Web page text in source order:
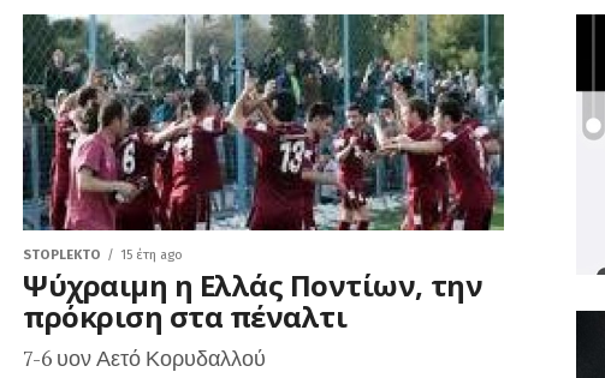
STOPLEKTO 15 έτη ago
Ψύχραιμη η Ελλάς Ποντίων, την
πρόκριση στα πέναλτι
7-6 υον Αετό Κορυδαλλού